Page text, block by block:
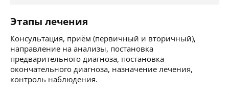
Этапы лечения
Консультация, приём (первичный и вторичный),
направление на анализы, постановка
предварительного диагноза, постановка
окончательного диагноза, назначение лечения,
контроль наблюдения.